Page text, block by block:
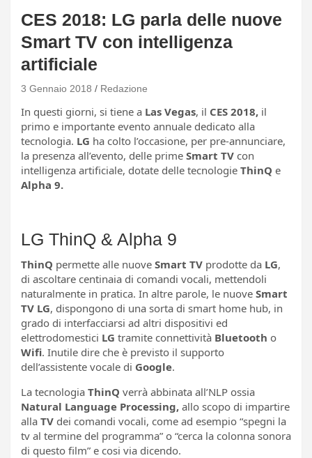
CES 2018: LG parla delle nuove
Smart TV con intelligenza
artificiale
3 Gennaio 2018 Redazione
In questi giorni, si tiene a Las Vegas, il CES 2018, il
primo e importante evento annuale dedicato alla
tecnologia. LG ha colto l’occasione, per pre-annunciare,
la presenza all’evento, delle prime Smart TV con
intelligenza artificiale, dotate delle tecnologie ThinQ e
Alpha 9.
LG ThinQ & Alpha 9
ThinQ permette alle nuove Smart TV prodotte da LG,
di ascoltare centinaia di comandi vocali, mettendoli
naturalmente in pratica. In altre parole, le nuove Smart
TV LG, dispongono di una sorta di smart home hub, in
grado di interfacciarsi ad altri dispositivi ed
elettrodomestici LG tramite connettività Bluetooth o
Wifi. Inutile dire che è previsto il supporto
dell’assistente vocale di Google.
La tecnologia ThinQ verrà abbinata all’NLP ossia
Natural Language Processing, allo scopo di impartire
alla TV dei comandi vocali, come ad esempio “spegni la
tv al termine del programma” o “cerca la colonna sonora
di questo film” e cosi via dicendo.